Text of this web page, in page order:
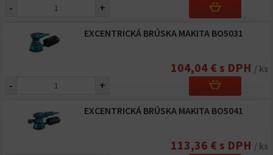
- +
EXCENTRICKÁ BRÚSKA MAKITA BO5031
104,04 € s DPH / ks
- +
EXCENTRICKÁ BRÚSKA MAKITA BO5041
113,36 € s DPH / ks